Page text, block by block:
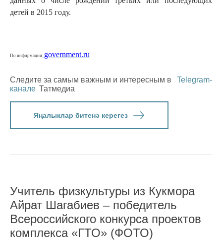
детей в 2015 году.
По информации government.ru
Следите за самым важным и интересным в
Telegram-
канале Татмедиа
Яңалыклар битенә керегез
Учитель физкультуры из Кукмора
Айрат Шагабиев – победитель
Всероссийского конкурса проектов
комплекса «ГТО» (ФОТО)